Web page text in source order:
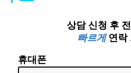
상담 신청 후
빠르게연락
휴대폰